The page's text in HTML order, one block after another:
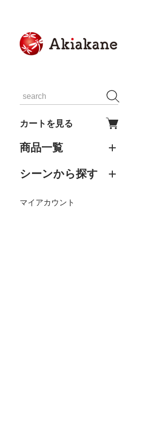
カートを見る
商品一覧
シーンから探す
マイアカウント